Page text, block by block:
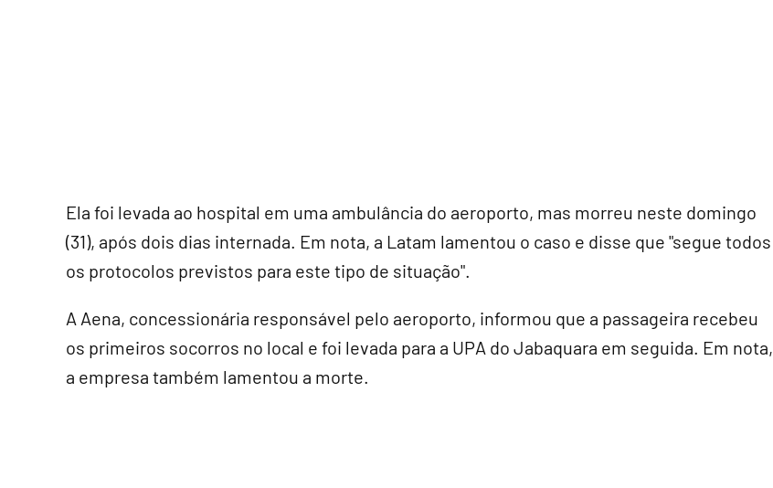
Ela foi levada ao hospital em uma ambulância do aeroporto, mas morreu neste domingo
(31), após dois dias internada. Em nota, a Latam lamentou o caso e disse que "segue todos
os protocolos previstos para este tipo de situação".
A Aena, concessionária responsável pelo aeroporto, informou que a passageira recebeu
os primeiros socorros no local e foi levada para a UPA do Jabaquara em seguida. Em nota,
a empresa também lamentou a morte.